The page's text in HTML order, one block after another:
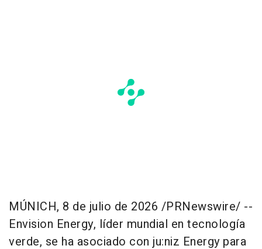
MÚNICH, 8 de julio de 2026 /PRNewswire/ --
Envision Energy, líder mundial en tecnología
verde, se ha asociado con ju:niz Energy para